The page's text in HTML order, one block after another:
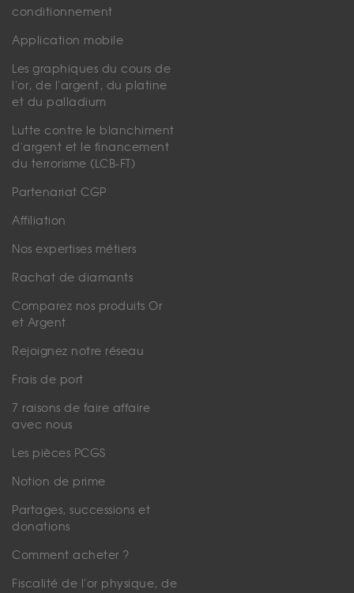
conditionnement
Application mobile
Les graphiques du cours de
l'or, de l'argent, du platine
et du palladium
Lutte contre le blanchiment
d'argent et le financement
du terrorisme (LCB-FT)
Partenariat CGP
Affiliation
Nos expertises métiers
Rachat de diamants
Comparez nos produits Or
et Argent
Rejoignez notre réseau
Frais de port
7 raisons de faire affaire
avec nous
Les pièces PCGS
Notion de prime
Partages, successions et
donations
Comment acheter ?
Fiscalité de l'or physique, de